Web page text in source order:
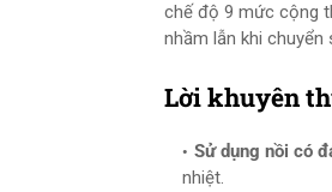
chế độ 9 mức cộng
nhầm lẫn khi
Lời khuyên
Sử dụng nồi có
nhiệt.